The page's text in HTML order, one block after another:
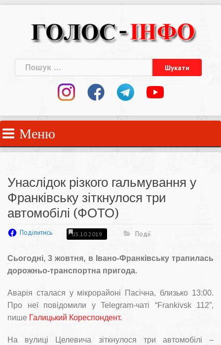
Пошук:
Меню
Унаслідок різкого гальмування у
Франківську зіткнулося три
автомобілі (ФОТО)
Поділитись 03.10.2019 Події
Сьогодні, 3 жовтня, в Івано-Франківську трапилась
дорожньо-транспортна пригода.
Аварія сталася у мікрорайоні Пасічна, близько 13:00.
Про неї повідомили у Telegram-чаті “Frankivsk 112”,
пише Галицький Кореспондент.
На вулиці Целевича зіткнулося три автомобілі –